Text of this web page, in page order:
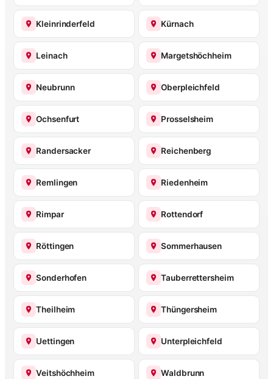
Kleinrinderfeld Kürnach
Leinach Margetshöchheim
Neubrunn Oberpleichfeld
Ochsenfurt Prosselsheim
Randersacker Reichenberg
Remlingen Riedenheim
Rimpar Rottendorf
Röttingen Sommerhausen
Sonderhofen Tauberrettersheim
Theilheim Thüngersheim
Uettingen Unterpleichfeld
Veitshöchheim Waldbrunn